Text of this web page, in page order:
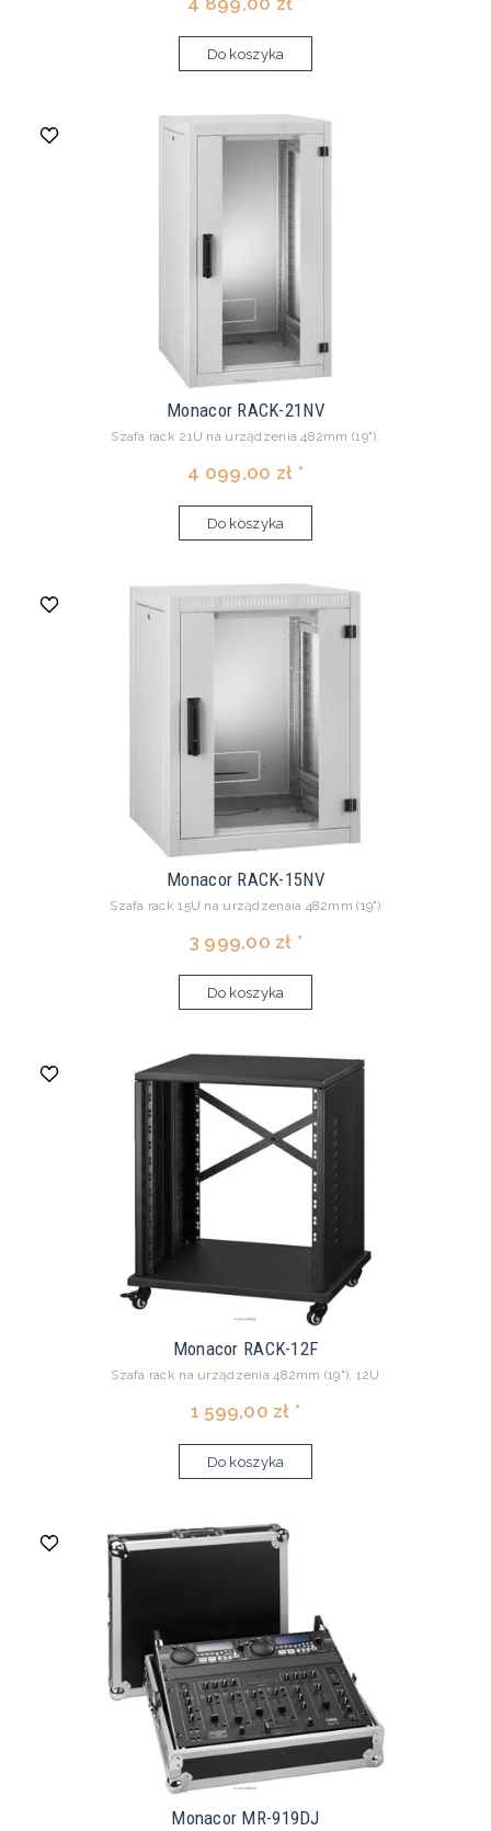
Do koszyka
Monacor RACK-21NV
Szafa rack 21U na urządzenia 482mm (19").
4 099,00 zł *
Do koszyka
Monacor RACK-15NV
Szafa rack 15U na urządzenaia 482mm (19")
3 999,00 zł *
Do koszyka
Monacor RACK-12F
Szafa rack na urządzenia 482mm (19"), 12U
1 599,00 zł *
Do koszyka
Monacor MR-919DJ